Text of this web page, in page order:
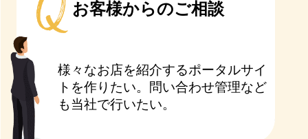
お客様からのご相談
様々なお店を紹介するポータルサイ
トを作りたい。問い合わせ管理など
も当社で行いたい。